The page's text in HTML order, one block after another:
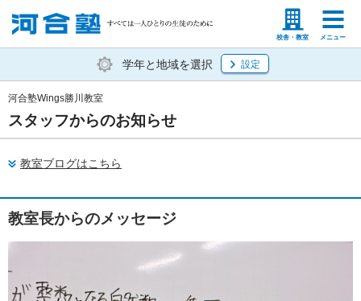
校舎・教室 メニュー
塾生の方 高等学校の先生
学年と地域を選択 設定
スタッフからのお知らせ
河合塾Wings勝川教室
教室ブログはこちら
教室長からのメッセージ